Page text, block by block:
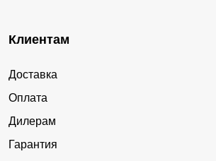
Клиентам
Доставка
Оплата
Дилерам
Гарантия